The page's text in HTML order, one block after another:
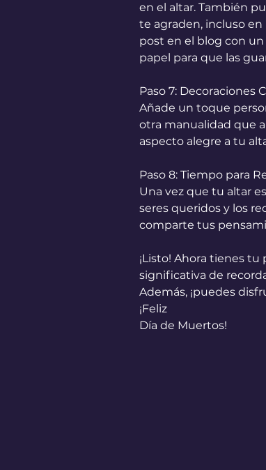
en el altar. También
te agraden, incluso
post en el blog con
papel para que las
Paso 7: Decoraciones
Añade un toque
otra manualidad que
aspecto alegre a tu
Paso 8: Tiempo para
Una vez que tu altar
seres queridos y los
comparte tus
¡Listo! Ahora tienes
significativa de
Además, ¡puedes
¡Feliz
Día de Muertos!